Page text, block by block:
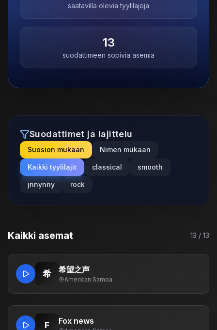
saatavilla olevia tyylilajeja
13
suodattimeen sopivia asemia
Suodattimet ja lajittelu
Suosion mukaan Nimen mukaan
Kaikki tyylilajit classical smooth
jnnynny rock
Kaikki asemat 13 / 13
希 希望之声
American Samoa
F Fox news